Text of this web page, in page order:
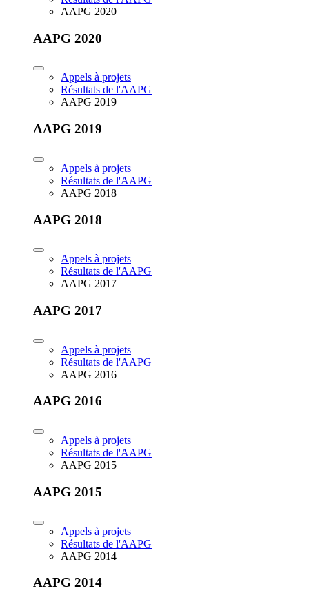
AAPG 2020
AAPG 2020
Appels à projets
Résultats de l'AAPG
AAPG 2019
AAPG 2019
Appels à projets
Résultats de l'AAPG
AAPG 2018
AAPG 2018
Appels à projets
Résultats de l'AAPG
AAPG 2017
AAPG 2017
Appels à projets
Résultats de l'AAPG
AAPG 2016
AAPG 2016
Appels à projets
Résultats de l'AAPG
AAPG 2015
AAPG 2015
Appels à projets
Résultats de l'AAPG
AAPG 2014
AAPG 2014